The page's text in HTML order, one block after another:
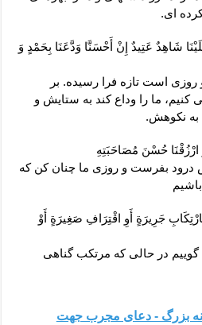
‏اى.
شَاهِدٌ عَتِيدٌ إِنْ أَحْسَنَّا وَدَّعَنَا بِحَمْدٍ وَ
روزى است تازه فرا رسيده. بر
كنيم، ما را وداع كند به ستايش و
به نكوهش.
حُسْنَ مُصَاحَبَتِهِ‏
درود بفرست و روزى ما چنان كن كه
جَرِيرَةٍ أَوِ اقْتِرَافِ صَغِيرَةٍ أَوْ
گوييم در حالى كه مرتكب گناهى
بزرگ - دعای مجرب جهت